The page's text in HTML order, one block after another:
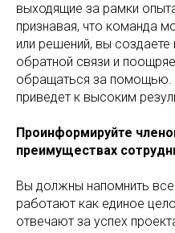
выходящие за рамки
признавая, что команда
или решений, вы создаете
обратной связи и
обращаться за помощью.
приведет к высоким
Проинформируйте
преимуществах
Вы должны напомнить
работают как единое
отвечают за успех